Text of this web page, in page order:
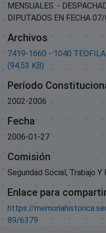
MENSUALES. -
DIPUTADOS EN FECHA
Archivos
7419-1660 - 1040
(94.53 KB)
Período
2002-2006
Fecha
2006-01-27
Comisión
Seguridad Social, Trabajo Y
Enlace para
https://
89/6379